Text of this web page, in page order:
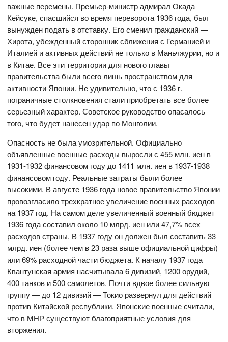
важные перемены. Премьер-министр адмирал Окада
Кейсуке, спасшийся во время переворота 1936 года, был
вынужден подать в отставку. Его сменил гражданский —
Хирота, убежденный сторонник сближения с Германией и
Италией и активных действий не только в Маньчжурии, но и
в Китае. Все эти территории для нового главы
правительства были всего лишь пространством для
активности Японии. Не удивительно, что с 1936 г.
пограничные столкновения стали приобретать все более
серьезный характер. Советское руководство опасалось
того, что будет нанесен удар по Монголии.
Опасность не была умозрительной. Официально
объявленные военные расходы выросли с 455 млн. иен в
1931-1932 финансовом году до 1411 млн. иен в 1937-1938
финансовом году. Реальные затраты были более
высокими. В августе 1936 года новое правительство Японии
провозгласило трехкратное увеличение военных расходов
на 1937 год. На самом деле увеличенный военный бюджет
1936 года составил около 10 млрд. иен или 47,7% всех
расходов страны. В 1937 году он должен был составить 33
млрд. иен (более чем в 23 раза выше официальной цифры)
или 69% расходной части бюджета. К началу 1937 года
Квантунская армия насчитывала 6 дивизий, 1200 орудий,
400 танков и 500 самолетов. Почти вдвое более сильную
группу — до 12 дивизий — Токио развернул для действий
против Китайской республики. Японские военные считали,
что в МНР существуют благоприятные условия для
вторжения.